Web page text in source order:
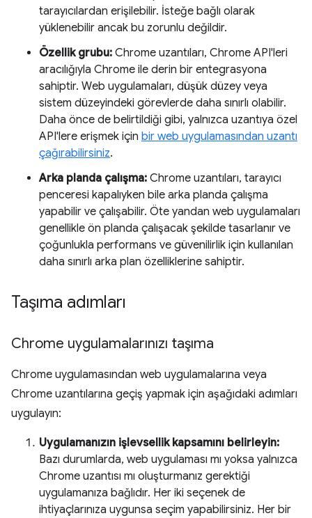
tarayıcılardan erişilebilir. İsteğe bağlı olarak
yüklenebilir ancak bu zorunlu değildir.
Özellik grubu: Chrome uzantıları, Chrome API'leri
aracılığıyla Chrome ile derin bir entegrasyona
sahiptir. Web uygulamaları, düşük düzey veya
sistem düzeyindeki görevlerde daha sınırlı olabilir.
Daha önce de belirtildiği gibi, yalnızca uzantıya özel
API'lere erişmek için bir web uygulamasından uzantı
çağırabilirsiniz.
Arka planda çalışma: Chrome uzantıları, tarayıcı
penceresi kapalıyken bile arka planda çalışma
yapabilir ve çalışabilir. Öte yandan web uygulamaları
genellikle ön planda çalışacak şekilde tasarlanır ve
çoğunlukla performans ve güvenilirlik için kullanılan
daha sınırlı arka plan özelliklerine sahiptir.
Taşıma adımları
Chrome uygulamalarınızı taşıma
Chrome uygulamasından web uygulamalarına veya
Chrome uzantılarına geçiş yapmak için aşağıdaki adımları
uygulayın:
Uygulamanızın işlevsellik kapsamını belirleyin:
Bazı durumlarda, web uygulaması mı yoksa yalnızca
Chrome uzantısı mı oluşturmanız gerektiği
uygulamanıza bağlıdır. Her iki seçenek de
ihtiyaçlarınıza uygunsa seçim yapabilirsiniz. Her bir